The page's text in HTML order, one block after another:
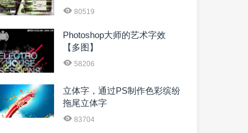
80519
Photoshop大师的艺术字效
【多图】
58206
立体字，通过PS制作色彩缤纷
拖尾立体字
83704